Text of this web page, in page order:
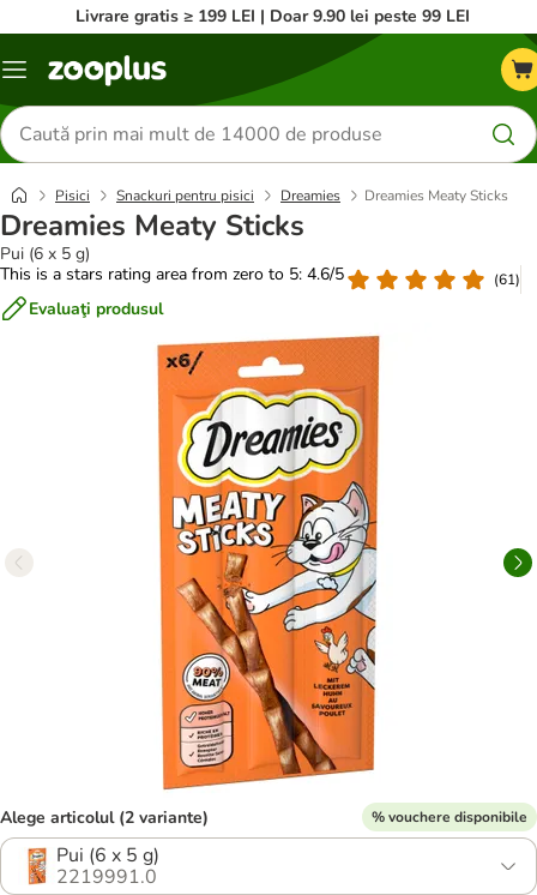
Livrare gratis ≥ 199 LEI | Doar 9.90 lei peste 99 LEI
Categorii
Căutare
produse
Pisici Snackuri pentru pisici Dreamies Dreamies Meaty Sticks
Dreamies Meaty Sticks
Pui (6 x 5 g)
This is a stars rating area from zero to 5: 4.6/5
(61)
Evaluaţi produsul
Alege articolul (2 variante) % vouchere disponibile
Pui (6 x 5 g)
2219991.0